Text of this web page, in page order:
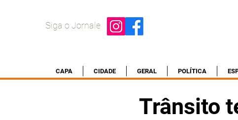
Siga o Jornale
CAPA CIDADE GERAL POLÍTICA
Trânsito